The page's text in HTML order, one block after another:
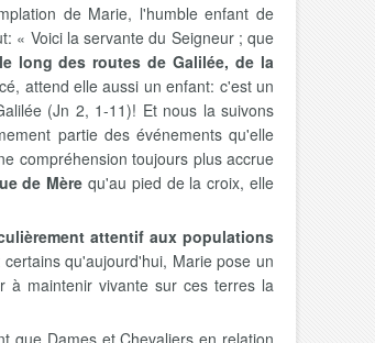
de Marie, l'humble enfant de
« Voici la servante du Seigneur ; que
long des routes de Galilée, de la
attend elle aussi un enfant: c'est un
(Jn 2, 1-11)! Et nous la suivons
partie des événements qu'elle
compréhension toujours plus accrue
de Mère qu'au pied de la croix, elle
attentif aux populations
qu'aujourd'hui, Marie pose un
à maintenir vivante sur ces terres la
que Dames et Chevaliers en relation